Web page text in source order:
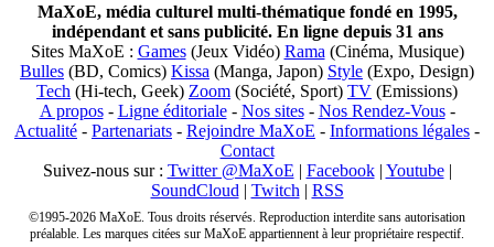
MaXoE, média culturel multi-thématique fondé en 1995,
indépendant et sans publicité. En ligne depuis 31 ans
Sites MaXoE : Games(Jeux Vidéo) Rama (Cinéma, Musique)
Bulles (BD, Comics) Kissa (Manga, Japon) Style (Expo, Design)
Tech (Hi-tech, Geek) Zoom (Société, Sport) TV (Emissions)
A propos- Ligne éditoriale- Nos sites- Nos Rendez-Vous-
Actualité - Partenariats - Rejoindre MaXoE - Informations légales -
Contact
Suivez-nous sur : Twitter @MaXoE | Facebook| Youtube|
SoundCloud | Twitch | RSS
©1995-2026 MaXoE. Tous droits réservés. Reproduction interdite sans autorisation
préalable. Les marques citées sur MaXoE appartiennent à leur propriétaire respectif.